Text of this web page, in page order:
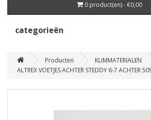
0 product(en) - €0,00
categorieën
Producten KLIMMATERIALEN
ALTREX VOETJES ACHTER STEDDY 6-7 ACHTER